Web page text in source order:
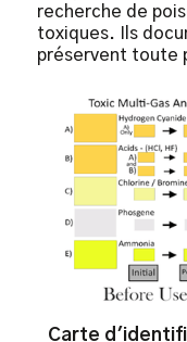
recherche de
toxiques. Ils
préservent toute
Carte